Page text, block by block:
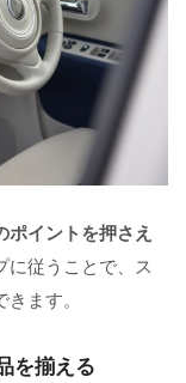
イントを押さえ
に従うことで、ス
ます。
を揃える